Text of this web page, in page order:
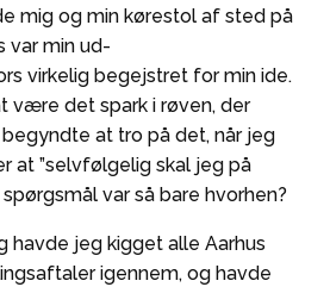
mig og min kørestol af sted på
var min ud-
virkelig begejstret for min ide.
være det spark i røven, der
at tro på det, når jeg
at ”selvfølgelig skal jeg på
var så bare hvorhen?
havde jeg kigget alle Aarhus
igennem, og havde